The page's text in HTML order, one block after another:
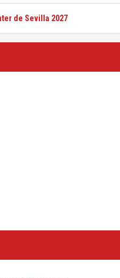
de Sevilla 2027